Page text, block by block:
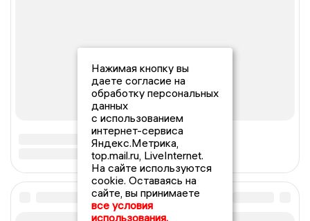
Нажимая кнопку вы
даете согласие на
обработку персональных
данных
с использованием
интернет-сервиса
Яндекс.Метрика,
top.mail.ru, LiveInternet.
На сайте используются
cookie. Оставаясь на
сайте, вы принимаете
все условия
использования.